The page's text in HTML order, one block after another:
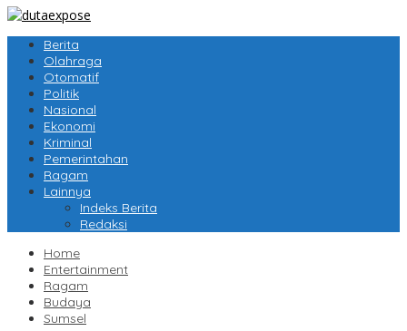
Berita
Olahraga
Otomatif
Politik
Nasional
Ekonomi
Kriminal
Pemerintahan
Ragam
Lainnya
Indeks Berita
Redaksi
Home
Entertainment
Ragam
Budaya
Sumsel